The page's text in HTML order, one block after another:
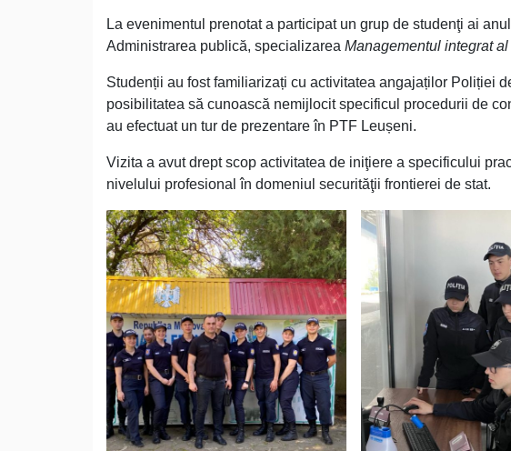
La evenimentul prenotat a participat un grup de studenţi ai
Administrarea publică, specializarea Managementul integrat
Studenții au fost familiarizați cu activitatea angajaților Poliției
posibilitatea să cunoască nemijlocit specificul procedurii de
au efectuat un tur de prezentare în PTF Leușeni.
Vizita a avut drept scop activitatea de iniţiere a specificului
nivelului profesional în domeniul securităţii frontierei de stat.